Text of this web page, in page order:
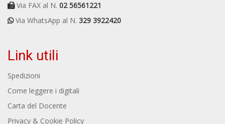
Via FAX al N. 02 56561221
Via WhatsApp al N. 329 3922420
Link utili
Spedizioni
Come leggere i digitali
Carta del Docente
Privacy & Cookie Policy